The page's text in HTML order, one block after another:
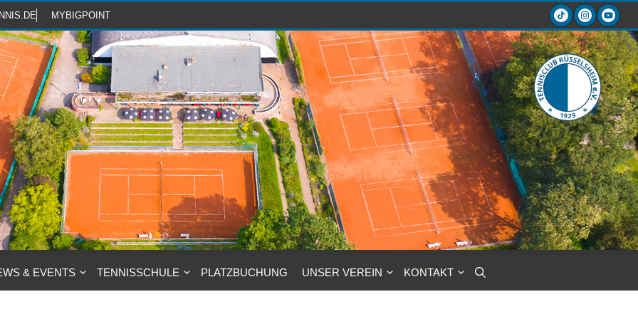
MYBIGPOINT
& EVENTS TENNISSCHULE PLATZBUCHUNG UNSER VEREIN KONTAKT